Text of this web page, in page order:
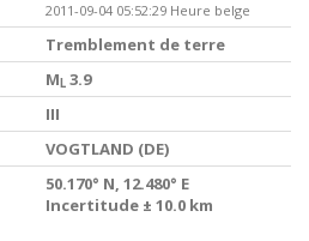
2011-09-04 05:52:29 Heure belge
Tremblement de terre
M L 3.9
III
VOGTLAND (DE)
50.170° N, 12.480° E
Incertitude ± 10.0 km